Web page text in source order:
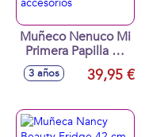
Muñeco Nenuco Mi
Primera Papilla 35
cm ¡ya puede
comer su primera
muchos accesorios
3 años 39,95 €